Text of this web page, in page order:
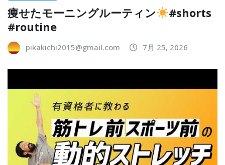
痩せたモーニングルーティン
#shorts
#routine
pikakichi2015@gmail.com 7月 25, 2026